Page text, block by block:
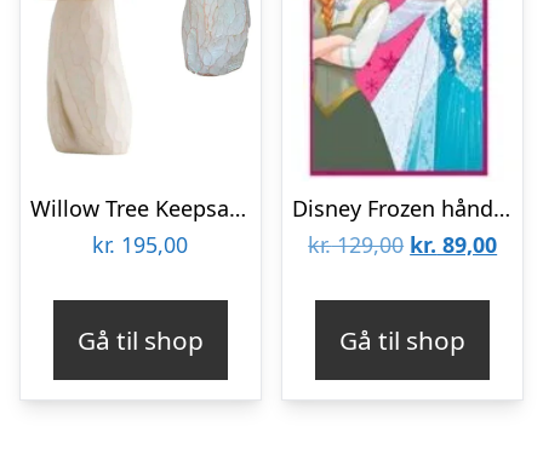
Willow Tree Keepsake
kr. 195,00
Gå til shop
Disney Frozen håndklæde
kr.129,00 Den
var:
kr. 129,00.
kr. 89,00Den
kr.
Gå til shop